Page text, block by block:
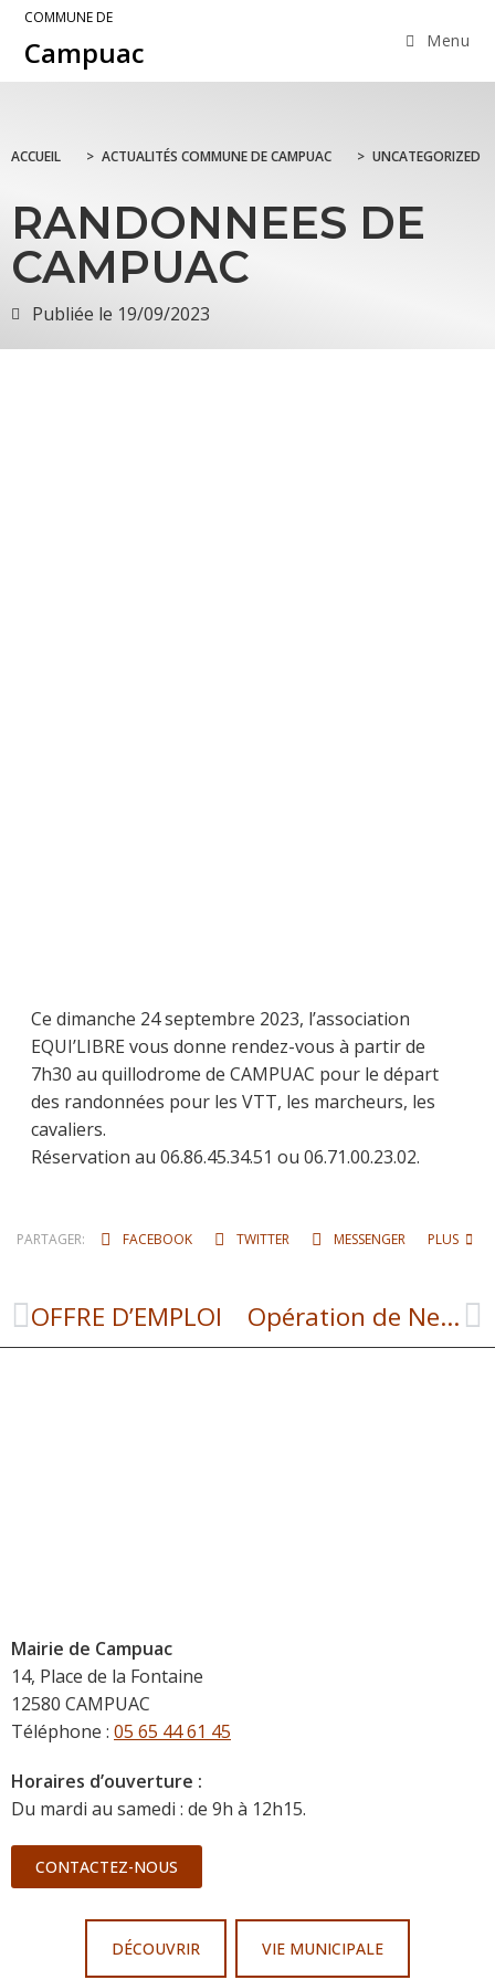
COMMUNE DE
Campuac Menu
ACCUEIL > ACTUALITÉS COMMUNE DE CAMPUAC > UNCATEGORIZED
RANDONNEES DE
CAMPUAC
Publiée le 19/09/2023
Ce dimanche 24 septembre 2023, l’association
EQUI’LIBRE vous donne rendez-vous à partir de
7h30 au quillodrome de CAMPUAC pour le départ
des randonnées pour les VTT, les marcheurs, les
cavaliers.
Réservation au 06.86.45.34.51 ou 06.71.00.23.02.
PARTAGER: FACEBOOK TWITTER MESSENGER PLUS
OFFRE D’EMPLOI Opération de Nettoyage des Caniveaux
Mairie de Campuac
14, Place de la Fontaine
12580 CAMPUAC
Téléphone : 05 65 44 61 45
Horaires d’ouverture :
Du mardi au samedi : de 9h à 12h15.
CONTACTEZ-NOUS
DÉCOUVRIR VIE MUNICIPALE